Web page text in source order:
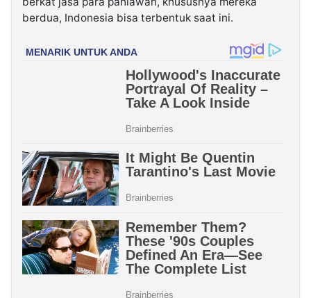
berdua, Indonesia bisa terbentuk saat ini.